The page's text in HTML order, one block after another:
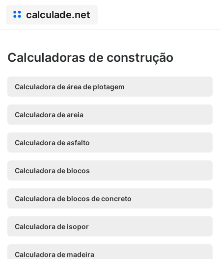
calculade.net
Calculadoras de construção
Calculadora de área de plotagem
Calculadora de areia
Calculadora de asfalto
Calculadora de blocos
Calculadora de blocos de concreto
Calculadora de isopor
Calculadora de madeira